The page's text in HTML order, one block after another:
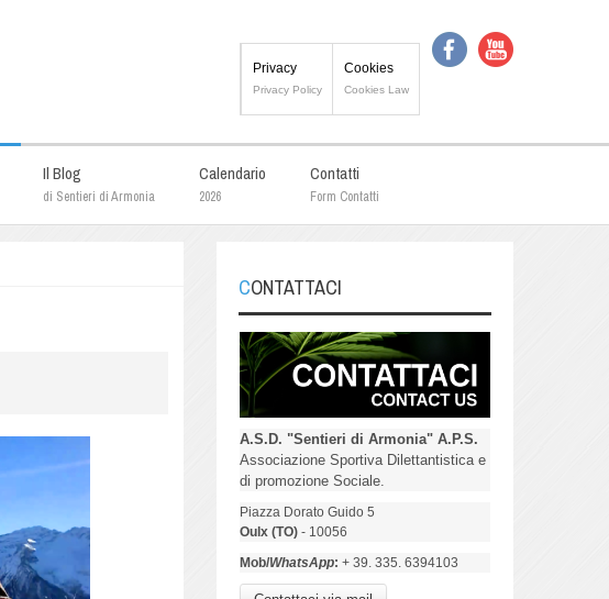
Privacy
Privacy Policy
Cookies
Cookies Law
Il Blog
di Sentieri di Armonia
Calendario
2026
Contatti
Form Contatti
CONTATTACI
A.S.D. "Sentieri di Armonia" A.P.S.
Associazione Sportiva Dilettantistica e
di promozione Sociale.
Piazza Dorato Guido 5
Oulx (TO)- 10056
Mob/WhatsApp: + 39. 335. 6394103